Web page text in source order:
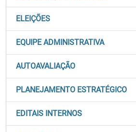
ELEIÇÕES
EQUIPE ADMINISTRATIVA
AUTOAVALIAÇÃO
PLANEJAMENTO ESTRATÉGICO
EDITAIS INTERNOS